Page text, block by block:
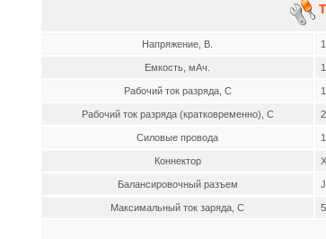
Напряжение, В.
Емкость, мАч.
Рабочий ток разряда, C
Рабочий ток разряда (кратковременно), C
Силовые провода
Коннектор
Балансировочный разъем
Максимальный ток заряда, C 5